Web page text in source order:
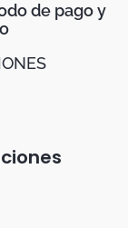
de pago y